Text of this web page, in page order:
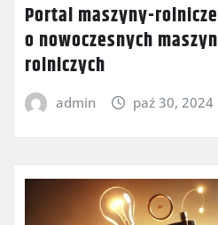
Portal maszyny-
o nowoczesnych
rolniczych
admin paź 30, 2024